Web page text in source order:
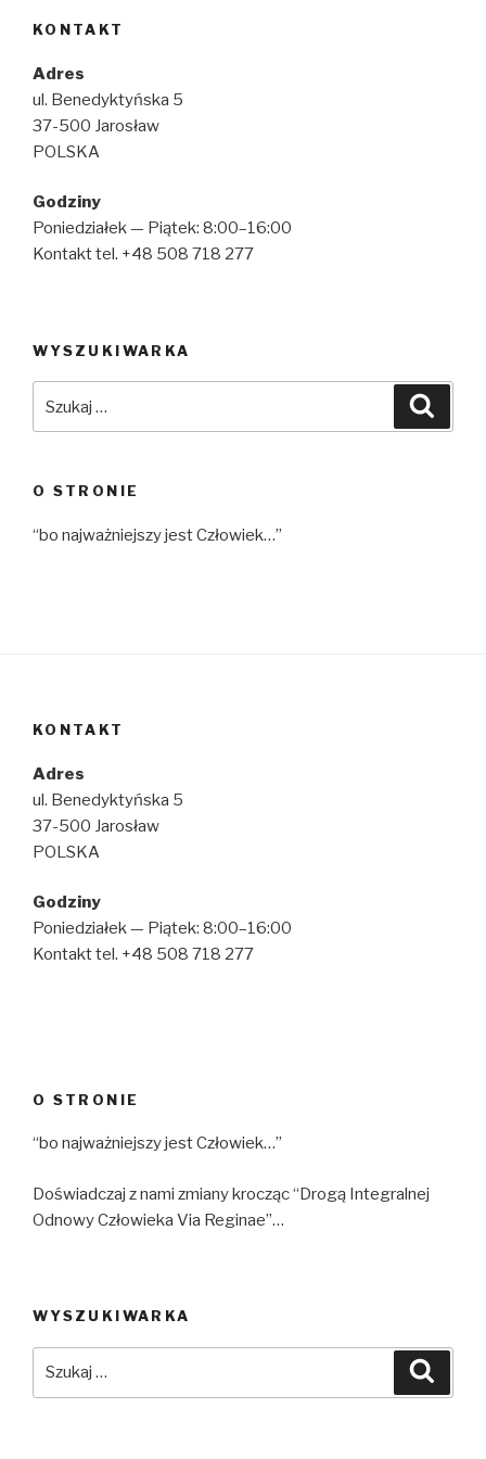
KONTAKT
Adres
ul. Benedyktyńska 5
37-500 Jarosław
POLSKA
Godziny
Poniedziałek — Piątek: 8:00–16:00
Kontakt tel. +48 508 718 277
WYSZUKIWARKA
O STRONIE
“bo najważniejszy jest Człowiek…”
KONTAKT
Adres
ul. Benedyktyńska 5
37-500 Jarosław
POLSKA
Godziny
Poniedziałek — Piątek: 8:00–16:00
Kontakt tel. +48 508 718 277
O STRONIE
“bo najważniejszy jest Człowiek…”
Doświadczaj z nami zmiany krocząc “Drogą Integralnej
Odnowy Człowieka Via Reginae”…
WYSZUKIWARKA